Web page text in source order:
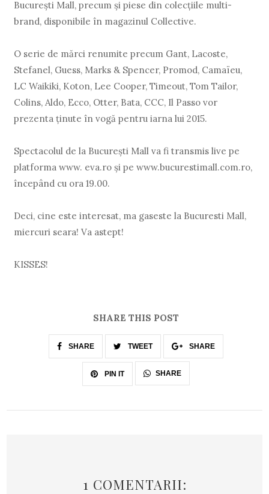
București Mall, precum și piese din colecțiile multi-
brand, disponibile în magazinul Collective.
O serie de mărci renumite precum Gant, Lacoste,
Stefanel, Guess, Marks & Spencer, Promod, Camaïeu,
LC Waikiki, Koton, Lee Cooper, Timeout, Tom Tailor,
Colins, Aldo, Ecco, Otter, Bata, CCC, Il Passo vor
prezenta ținute în vogă pentru iarna lui 2015.
Spectacolul de la București Mall va fi transmis live pe
platforma www. eva.ro și pe www.bucurestimall.com.ro,
începând cu ora 19.00.
Deci, cine este interesat, ma gaseste la Bucuresti Mall,
miercuri seara! Va astept!
KISSES!
SHARE THIS POST
SHARE TWEET SHARE
PIN IT SHARE
1 COMENTARII: